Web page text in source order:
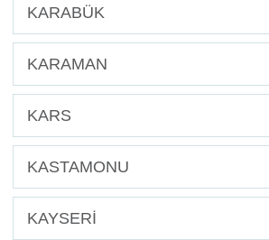
KARABÜK
KARAMAN
KARS
KASTAMONU
KAYSERİ